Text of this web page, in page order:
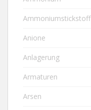
Ammoniumstickstoff
Anione
Anlagerung
Armaturen
Arsen